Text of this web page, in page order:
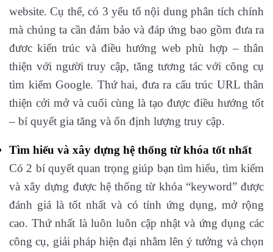
website. Cụ thể, có 3 yếu tố nội dung phân tích chính
mà chúng ta cần đảm bảo và đáp ứng bao gồm đưa ra
đươc kiến trúc và điều hướng web phù hợp – thân
thiện với người truy cập, tăng tương tác với công cụ
tìm kiếm Google. Thứ hai, đưa ra cấu trúc URL thân
thiện cởi mở và cuối cùng là tạo được điều hướng tốt
– bí quyết gia tăng và ổn định lượng truy cập.
Tìm hiểu và xây dựng hệ thống từ khóa tốt nhất
Có 2 bí quyết quan trọng giúp bạn tìm hiểu, tìm kiếm
và xây dựng được hệ thống từ khóa “keyword” được
đánh giá là tốt nhất và có tính ứng dụng, mở rộng
cao. Thứ nhất là luôn luôn cập nhật và ứng dụng các
công cụ, giải pháp hiện đại nhằm lên ý tưởng và chọn